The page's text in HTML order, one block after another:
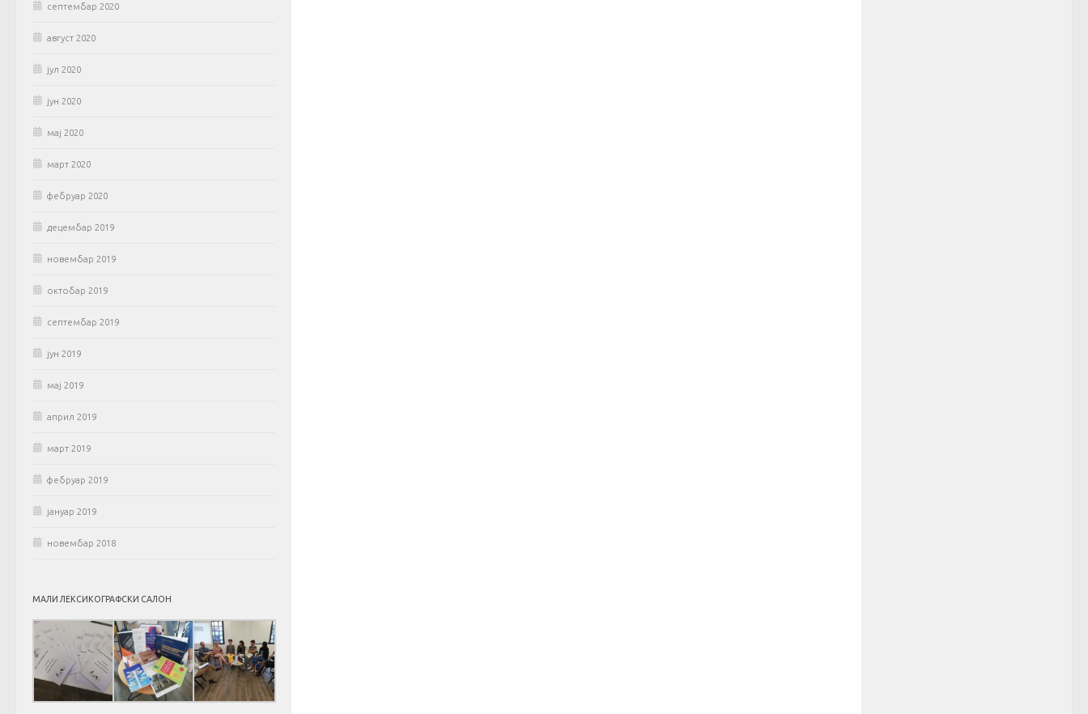
септембар 2020
август 2020
јул 2020
јун 2020
мај 2020
март 2020
фебруар 2020
децембар 2019
новембар 2019
октобар 2019
септембар 2019
јун 2019
мај 2019
април 2019
март 2019
фебруар 2019
јануар 2019
новембар 2018
МАЛИ ЛЕКСИКОГРАФСКИ САЛОН